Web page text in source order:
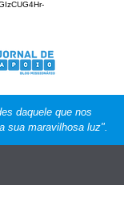
daquele que nos
sua maravilhosa luz".